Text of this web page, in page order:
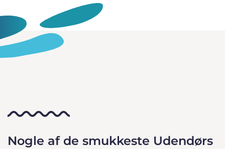
Nogle af de smukkeste Udendørs